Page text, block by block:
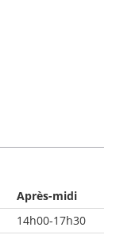
Après-midi
14h00-17h30